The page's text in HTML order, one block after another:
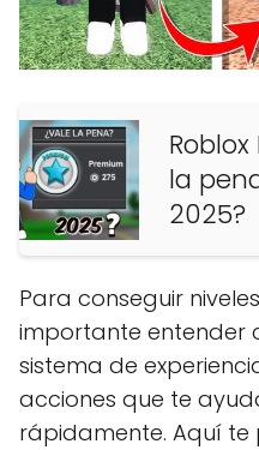
la
2025?
Para conseguir
importante entender
sistema de
acciones que te
rápidamente. Aquí